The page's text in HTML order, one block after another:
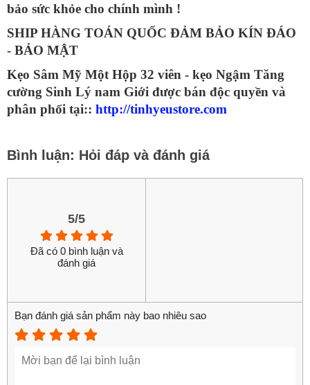
bảo sức khỏe cho chính mình !
SHIP HÀNG TOÁN QUỐC ĐẢM BẢO KÍN ĐÁO
- BẢO MẬT
Kẹo Sâm Mỹ Một Hộp 32 viên - kẹo Ngậm Tăng
cường Sinh Lý nam Giới được bán độc quyền và
phân phối tại:: http://tinhyeustore.com
Bình luận: Hỏi đáp và đánh giá
5/5
Đã có 0 bình luận và
đánh giá
Bạn đánh giá sản phẩm này bao nhiêu sao